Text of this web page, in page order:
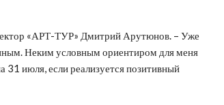
«АРТ-ТУР» Дмитрий Арутюнов. – Уже
Неким условным ориентиром для меня
июля, если реализуется позитивный